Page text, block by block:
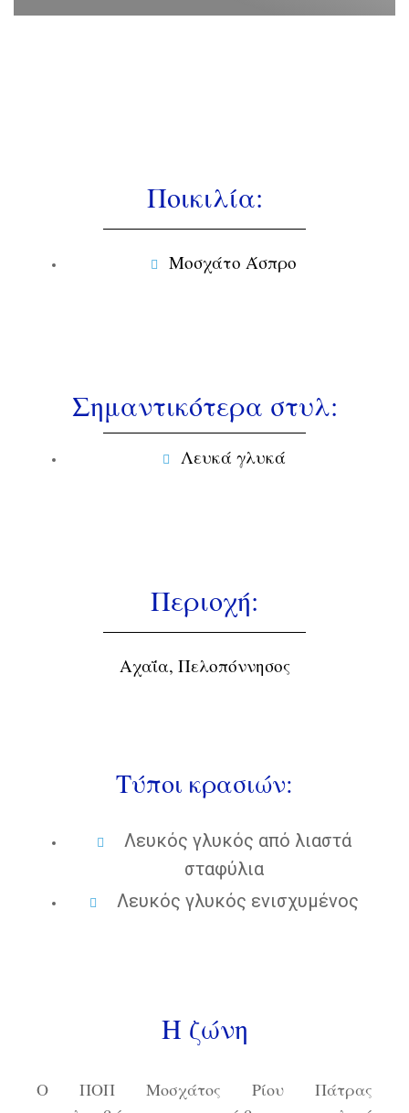
Ποικιλία:
Μοσχάτο Άσπρο
Σημαντικότερα στυλ:
Λευκά γλυκά
Περιοχή:
Αχαΐα, Πελοπόννησος
Τύποι κρασιών:
Λευκός γλυκός από λιαστά
σταφύλια
Λευκός γλυκός ενισχυμένος
Η ζώνη
Ο ΠΟΠ Μοσχάτος Ρίου Πάτρας